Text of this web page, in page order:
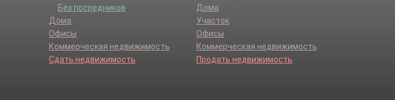
Без посредников
Дома
Офисы
Коммерческая недвижимость
Сдать недвижимость
Дома
Участок
Офисы
Коммерческая недвижимость
Продать недвижимость